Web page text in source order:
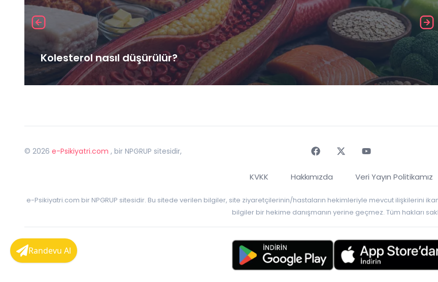
Kolesterol nasıl düşürülür?
© 2026 e-Psikiyatri.com , bir NPGRUP sitesidir,
KVKK Hakkımızda Veri Yayın Politikamız
e-Psikiyatri.com bir NPGRUP sitesidir. Bu sitede verilen bilgiler, site ziyaretçilerinin/hastaların hekimleriyle mevcut ilişkilerini
bilgiler bir hekime danışmanın yerine geçmez. Tüm hakları
Randevu Al